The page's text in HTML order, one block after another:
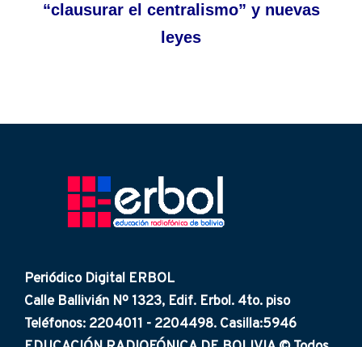
“clausurar el centralismo” y nuevas
leyes
Periódico Digital ERBOL
Calle Ballivián Nº 1323, Edif. Erbol. 4to. piso
Teléfonos: 2204011 - 2204498. Casilla:5946